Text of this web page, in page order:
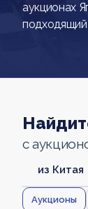
аукционах
с
из Китая
Аукционы